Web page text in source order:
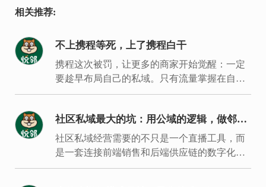
相关推荐:
不上携程等死，上了携程白干
携程这次被罚，让更多的商家开始觉醒：一定
要趁早布局自己的私域。只有流量掌握在自己
手里，才能建立经营主场，拿回经营主动权。
社区私域最大的坑：用公域的逻辑，做邻居
的生意
社区私域经营需要的不只是一个直播工具，而
是一套连接前端销售和后端供应链的数字化履
约体系。